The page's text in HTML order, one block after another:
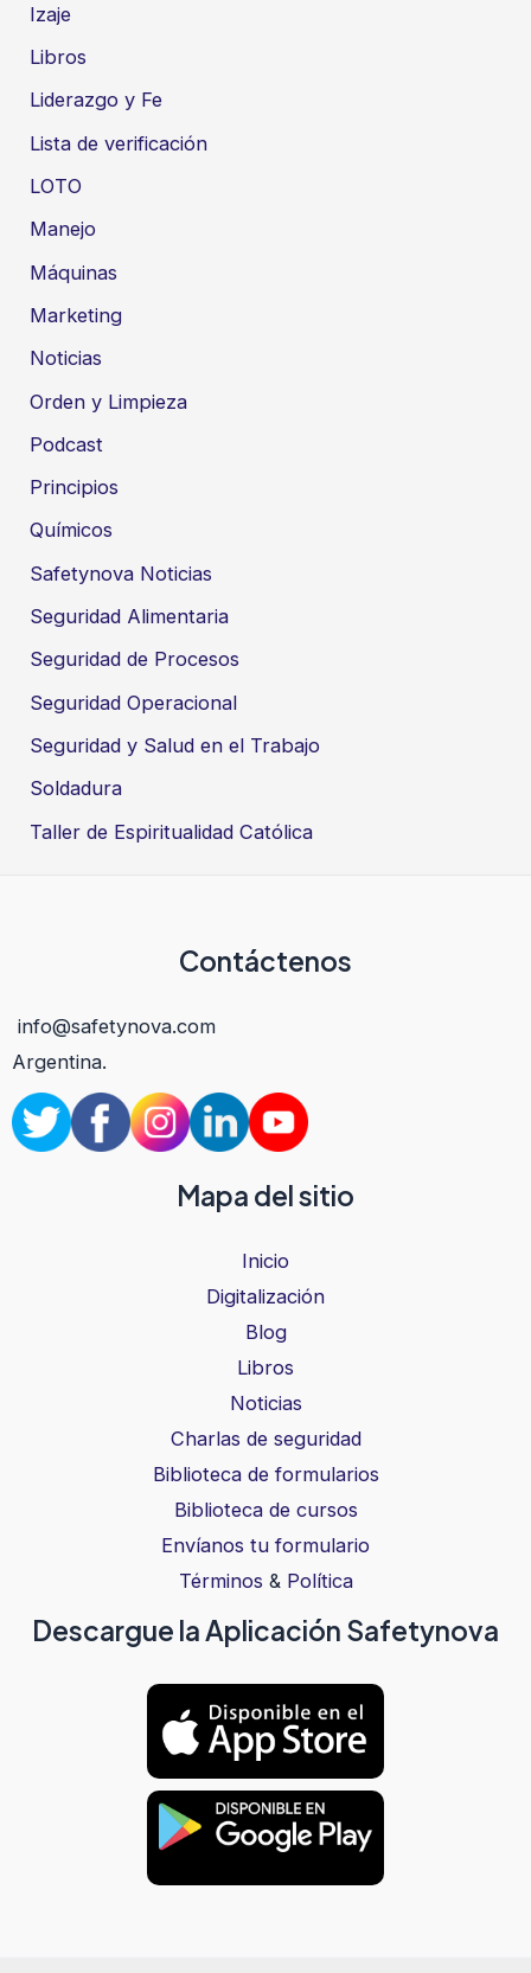
Izaje
Libros
Liderazgo y Fe
Lista de verificación
LOTO
Manejo
Máquinas
Marketing
Noticias
Orden y Limpieza
Podcast
Principios
Químicos
Safetynova Noticias
Seguridad Alimentaria
Seguridad de Procesos
Seguridad Operacional
Seguridad y Salud en el Trabajo
Soldadura
Taller de Espiritualidad Católica
Contáctenos
info@safetynova.com
Argentina.
Mapa del sitio
Inicio
Digitalización
Blog
Libros
Noticias
Charlas de seguridad
Biblioteca de formularios
Biblioteca de cursos
Envíanos tu formulario
Términos & Política
Descargue la Aplicación Safetynova